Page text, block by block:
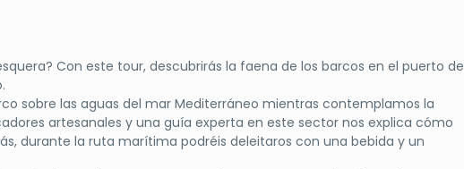
albergar competiciones exigentes. A continuación,
y un diseño equilibrado que invita a repetir. Finalmente,
y la montaña, con vistas a Sierra Bermeja y un trazado técnico apto
excelentes campos, un hotel frente al mar y un destino con gran
del golf, el descanso y el mejor ambiente de la Costa del Sol.
Con este tour, descubrirás la faena de los barcos en el puerto de
sobre las aguas del mar Mediterráneo mientras contemplamos la
artesanales y una guía experta en este sector nos explica cómo
durante la ruta marítima podréis deleitaros con una bebida y un